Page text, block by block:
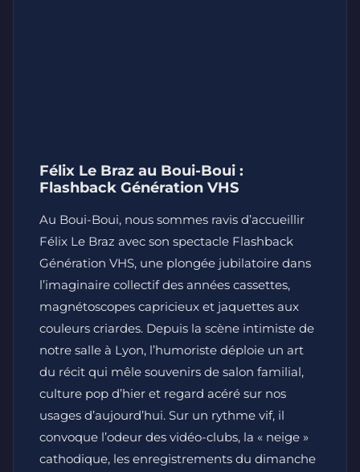
Félix Le Braz au Boui-Boui :
Flashback Génération VHS
Au Boui-Boui, nous sommes ravis d’accueillir
Félix Le Braz avec son spectacle Flashback
Génération VHS, une plongée jubilatoire dans
l’imaginaire collectif des années cassettes,
magnétoscopes capricieux et jaquettes aux
couleurs criardes. Depuis la scène intimiste de
notre salle à Lyon, l’humoriste déploie un art
du récit qui mêle souvenirs de salon familial,
culture pop d’hier et regard acéré sur nos
usages d’aujourd’hui. Sur un rythme vif, il
convoque l’odeur des vidéo-clubs, la « neige »
cathodique, les enregistrements du dimanche